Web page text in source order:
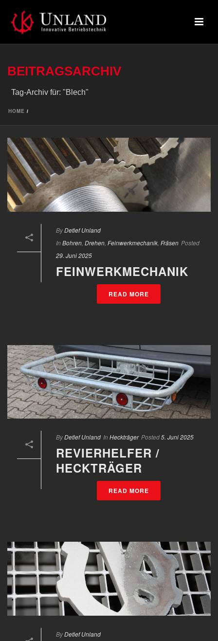
BEITRAGSARCHIV
Tag-Archiv für: "Blech"
HOME /
ByDetlef Unland
In Bohren Drehen Feinwerkmechanik Fräsen Posted
29. Juni 2025
FEINWERKMECHANIK
READ MORE
ByDetlef Unland In Heckträger Posted5. Juni 2025
REVIERHELFER /
HECKTRÄGER
READ MORE
ByDetlef Unland